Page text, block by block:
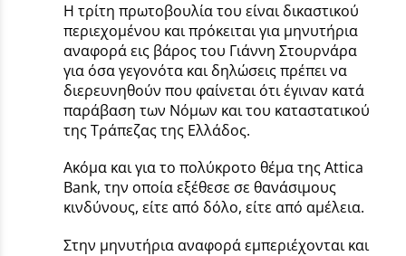
Η τρίτη πρωτοβουλία του είναι δικαστικού
περιεχομένου και πρόκειται για μηνυτήρια
αναφορά εις βάρος του Γιάννη Στουρνάρα
για όσα γεγονότα και δηλώσεις πρέπει να
διερευνηθούν που φαίνεται ότι έγιναν κατά
παράβαση των Νόμων και του καταστατικού
της Τράπεζας της Ελλάδος.
Ακόμα και για το πολύκροτο θέμα της Attica
Bank, την οποία εξέθεσε σε θανάσιμους
κινδύνους, είτε από δόλο, είτε από αμέλεια.
Στην μηνυτήρια αναφορά εμπεριέχονται και